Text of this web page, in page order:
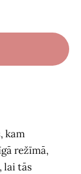
kam
režīmā,
lai tās